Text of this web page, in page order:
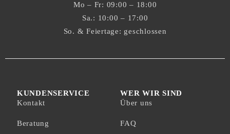
Mo – Fr: 09:00 – 18:00
Sa.: 10:00 – 17:00
So. & Feiertage: geschlossen
WER WIR SIND
Über uns
FAQ
KUNDENSERVICE
Kontakt
Beratung